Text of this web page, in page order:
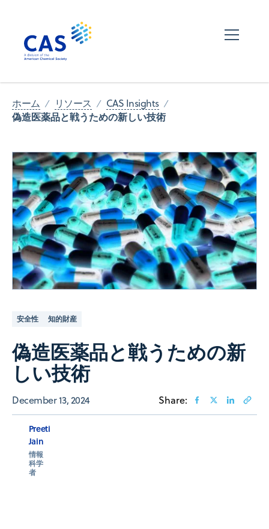
ホーム リソース CAS Insights
偽造医薬品と戦うための新しい技術
安全性 知的財産
偽造医薬品と戦うための新
しい技術
December 13, 2024 Share:
Preeti
Jain
情報
科学
者